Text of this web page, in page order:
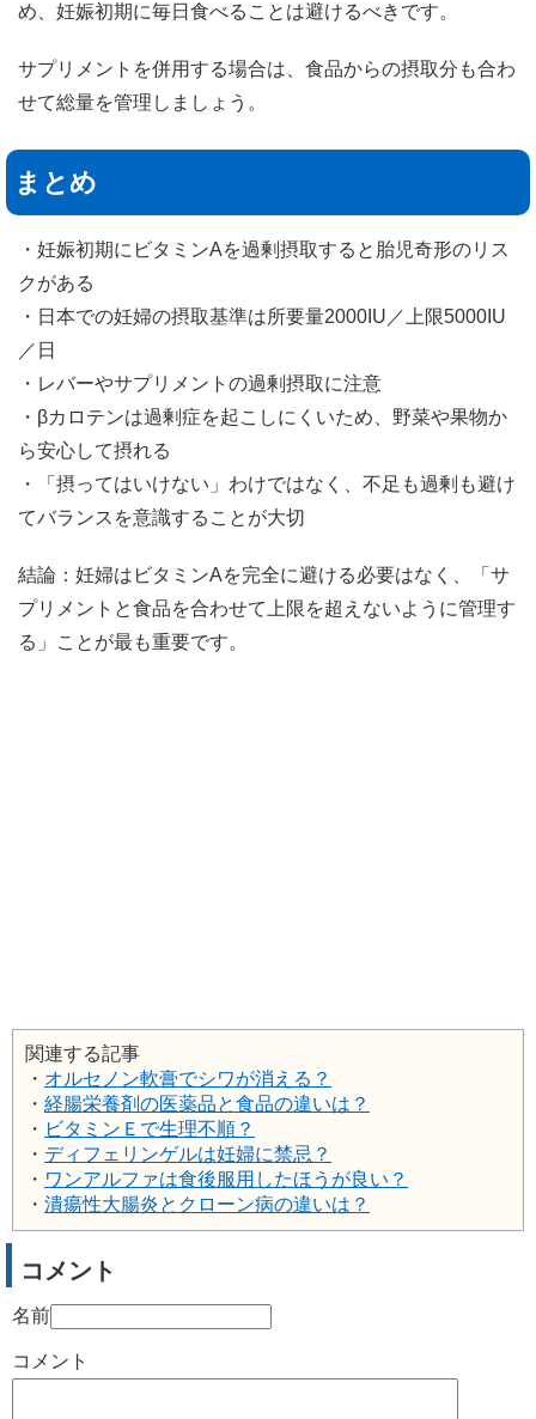
め、妊娠初期に毎日食べることは避けるべきです。
サプリメントを併用する場合は、食品からの摂取分も合わ
せて総量を管理しましょう。
まとめ
・妊娠初期にビタミンAを過剰摂取すると胎児奇形のリス
クがある
・日本での妊婦の摂取基準は所要量2000IU／上限5000IU
／日
・レバーやサプリメントの過剰摂取に注意
・βカロテンは過剰症を起こしにくいため、野菜や果物か
ら安心して摂れる
・「摂ってはいけない」わけではなく、不足も過剰も避け
てバランスを意識することが大切
結論：妊婦はビタミンAを完全に避ける必要はなく、「サ
プリメントと食品を合わせて上限を超えないように管理す
る」ことが最も重要です。
関連する記事
・ オルセノン軟膏でシワが消える？
・ 経腸栄養剤の医薬品と食品の違いは？
・ ビタミンＥで生理不順？
・ ディフェリンゲルは妊婦に禁忌？
・ ワンアルファは食後服用したほうが良い？
・ 潰瘍性大腸炎とクローン病の違いは？
コメント
名前
コメント